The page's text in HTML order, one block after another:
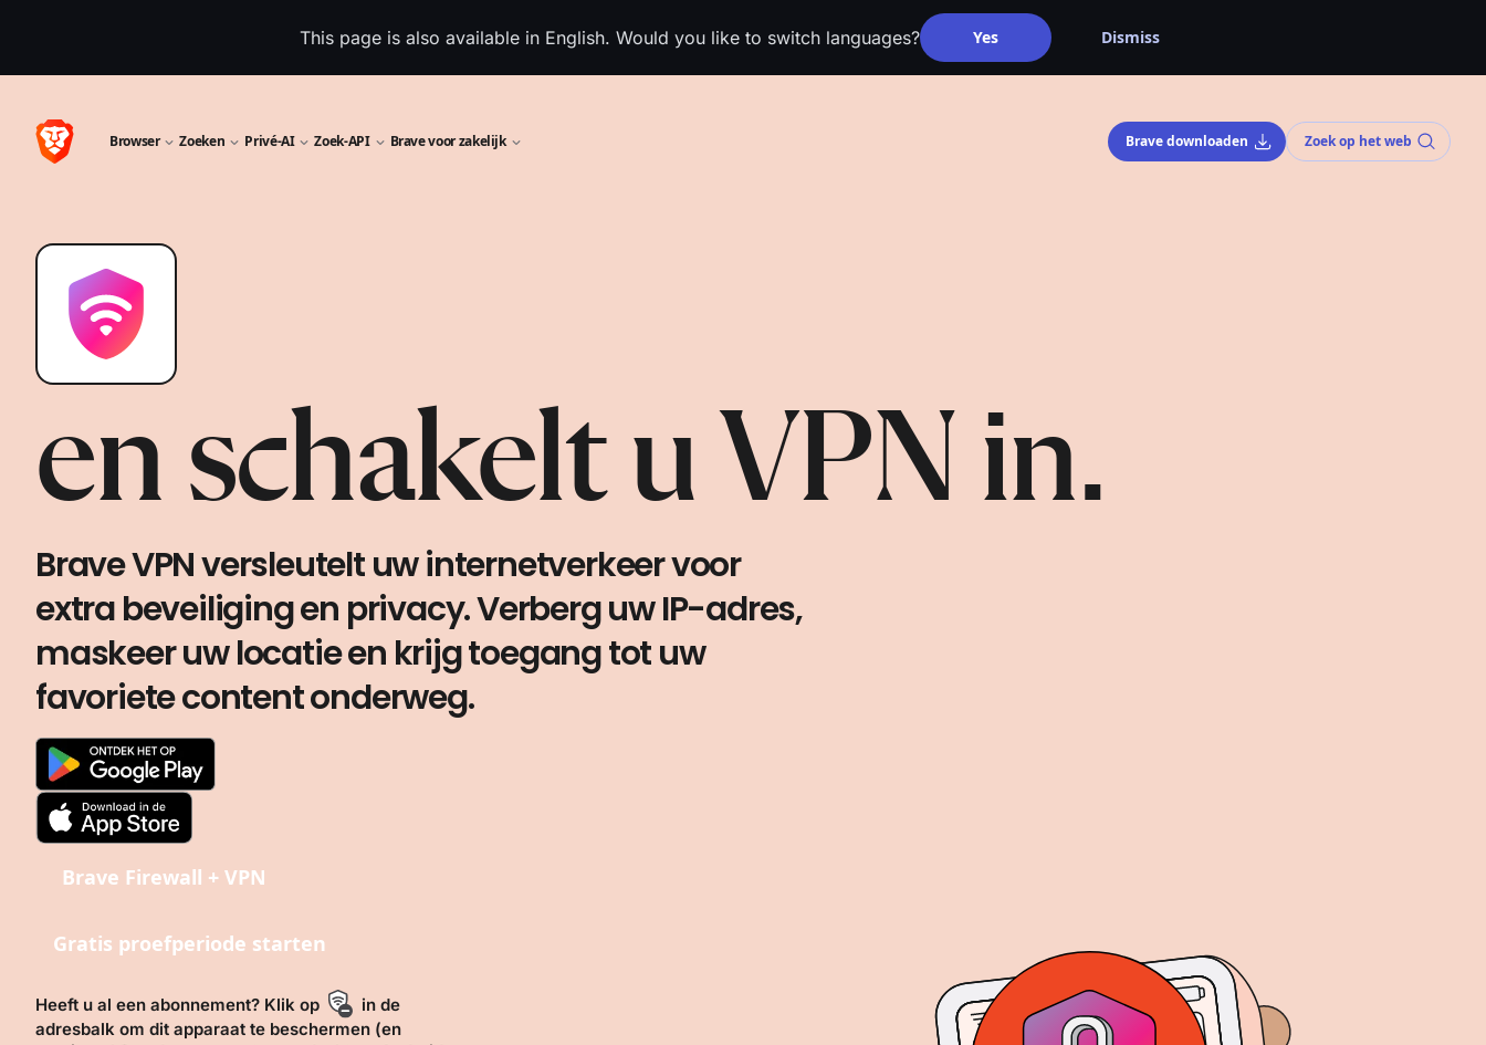
This page is also available in English. Would you like to switch languages? Yes Dismiss
Browser Zoeken Privé-AI Zoek-API Brave voor zakelijk Brave downloaden Zoek op het web
en schakelt u VPN in.
Brave VPN versleutelt uw internetverkeer voor
extra beveiliging en privacy. Verberg uw IP-adres,
maskeer uw locatie en krijg toegang tot uw
favoriete content onderweg.
Brave Firewall + VPN
Gratis proefperiode starten
Heeft u al een abonnement? Klik op
in de
adresbalk om dit apparaat te beschermen (en